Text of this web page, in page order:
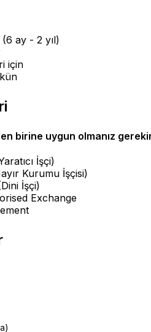
(6 ay - 2 yıl)
için
birine uygun olmanız
İşçi)
Kurumu İşçisi)
İşçi)
Exchange